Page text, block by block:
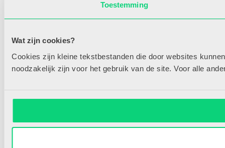
Toestemming
Wat zijn cookies?
Cookies zijn kleine tekstbestanden die door websites
noodzakelijk zijn voor het gebruik van de site. Voor alle